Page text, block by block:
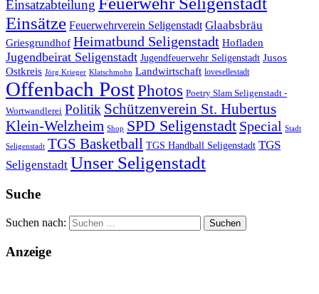
Einsatzabteilung
Einsätze Feuerwehrverein Seligenstadt Glaabsbräu
Griesgrundhof Heimatbund Seligenstadt Hofladen
Jugendbeirat Seligenstadt Jugendfeuerwehr Seligenstadt Jusos
Ostkreis Jörg Krieger Klatschmohn Landwirtschaft lovesellestadt
Offenbach PostPhotos Poetry Slam Seligenstadt -
Wortwandlerei Politik Schützenverein St. Hubertus
Klein-Welzheim Shop SPD Seligenstadt Special Stadt
Seligenstadt TGS Basketball TGS Handball Seligenstadt TGS
Seligenstadt Unser Seligenstadt
Suche
Suchen nach:
Anzeige